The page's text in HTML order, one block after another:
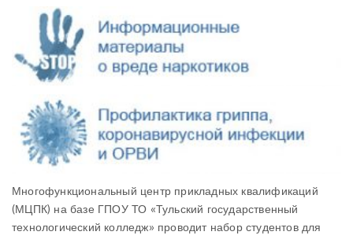
Многофункциональный центр прикладных квалификаций
(МЦПК) на базе ГПОУ ТО «Тульский государственный
технологический колледж» проводит набор студентов для